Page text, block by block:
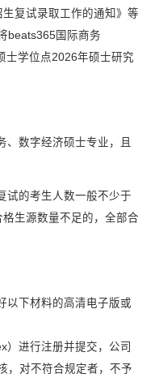
复试录取工作的通知》等
beats365国际商务
士学位点2026年硕士研究
、数字经济硕士专业，且
试的考生人数一般不少于
生源数量不足的，全部合
以下材料的高清电子版或
）进行注册并提交，公司
，对不符合规定者，不予